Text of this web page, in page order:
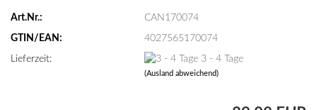
Art.Nr.: CAN170074
GTIN/EAN: 4027565170074
Lieferzeit: 3 - 4 Tage
(Ausland abweichend)